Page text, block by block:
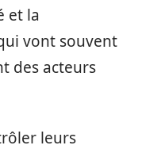
et la
vont souvent
des acteurs
leurs